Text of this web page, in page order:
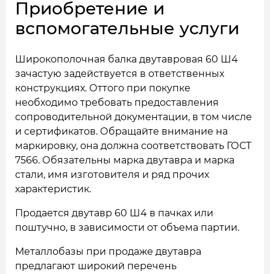
Приобретение и
вспомогательные услуги
Широкополочная балка двутавровая 60 Ш4
зачастую задействуется в ответственных
конструкциях. Оттого при покупке
необходимо требовать предоставления
сопроводительной документации, в том числе
и сертификатов. Обращайте внимание на
маркировку, она должна соответствовать ГОСТ
7566. Обязательны марка двутавра и марка
стали, имя изготовителя и ряд прочих
характеристик.
Продается двутавр 60 Ш4 в пачках или
поштучно, в зависимости от объема партии.
Металлобазы при продаже двутавра
предлагают широкий перечень